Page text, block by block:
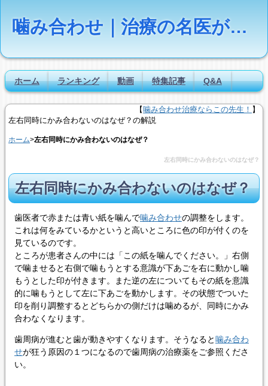
噛み合わせ｜治療の名医が疑問に答える【Dr.NAVI】
ホーム ランキング 動画 特集記事 Q&A
【噛み合わせ治療ならこの先生！ 】
左右同時にかみ合わないのはなぜ？の解説
ホーム>左右同時にかみ合わないのはなぜ？
左右同時にかみ合わないのはなぜ？
左右同時にかみ合わないのはなぜ？
歯医者で赤または青い紙を噛んで噛み合わせの調整をします。
これは何をみているかというと高いところに色の印が付くのを
見ているのです。
ところが患者さんの中には「この紙を噛んでください。」右側
で噛ませると右側で噛もうとする意識が下あごを右に動かし噛
もうとした印が付きます。また逆の左についてもその紙を意識
的に噛もうとして左に下あごを動かします。その状態でついた
印を削り調整するとどちらかの側だけは噛めるが、同時にかみ
合わなくなります。
歯周病が進むと歯が動きやすくなります。そうなると噛み合わ
せが狂う原因の１つになるので歯周病の治療薬をご参照くださ
い。